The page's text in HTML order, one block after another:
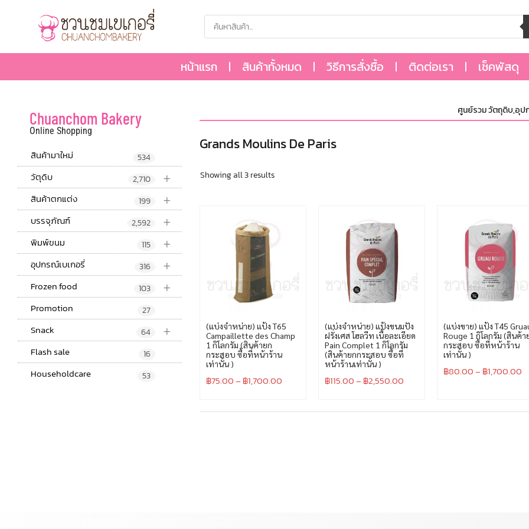
หน้าแรก สินค้าทั้งหมด วิธีการสั่งซื้อ ติดต่อเรา เช็คพัสดุ
Chuanchom Bakery
Online Shopping
สินค้ามาใหม่ 534
+
วัตุดิบ 2,710
+
สินค้าตกแต่ง 199
+
บรรจุภัณฑ์ 2,592
+
พิมพ์ขนม 115
+
อุปกรณ์เบเกอรี่ 316
+
Frozen food 103
Promotion 27
+
Snack 64
Flash sale 16
Householdcare 53
ศูนย์รวม วัตถุดิบ,อุปก
Grands Moulins De Paris
Showing all 3 results
(แบ่งจำหน่าย) แป้ง T65
Campaillette des Champ
1 กิโลกรัม (สินค้ายก
กระสอบ ซื้อที่หน้าร้าน
เท่านั้น )
฿75.00– ฿1,700.00
(แบ่งจำหน่าย) แป้งขนมปัง
ฝรั่งเศส โฮลวีท เนื้อละเอียด
Pain Complet 1 กิโลกรัม
(สินค้ายกกระสอบ ซื้อที่
หน้าร้านเท่านั้น )
฿115.00– ฿2,550.00
(แบ่งขาย) แป้ง T45
Rouge 1 กิโลกรัม (สินค้า
กระสอบ ซื้อที่หน้าร้าน
เท่านั้น )
฿80.00– ฿1,700.00